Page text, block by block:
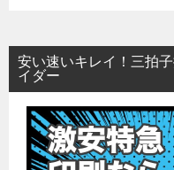
安い速いキレイ！三拍
イダー